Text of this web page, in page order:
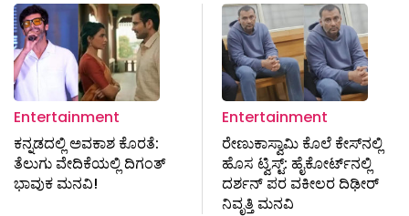
Entertainment
ಕನ್ನಡದಲ್ಲಿ ಅವಕಾಶ ಕೊರತೆ:
ತೆಲುಗು ವೇದಿಕೆಯಲ್ಲಿ ದಿಗಂತ್
ಭಾವುಕ ಮನವಿ!
Entertainment
ರೇಣುಕಾಸ್ವಾಮಿ ಕೊಲೆ ಕೇಸ್‌ನಲ್ಲಿ
ಹೊಸ ಟ್ವಿಸ್ಟ್: ಹೈಕೋರ್ಟ್‌ನಲ್ಲಿ
ದರ್ಶನ್ ಪರ ವಕೀಲರ ದಿಢೀರ್
ನಿವೃತ್ತಿ ಮನವಿ